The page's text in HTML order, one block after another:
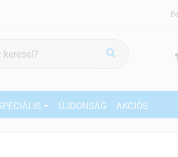
ÚJDONSÁG AKCIÓS